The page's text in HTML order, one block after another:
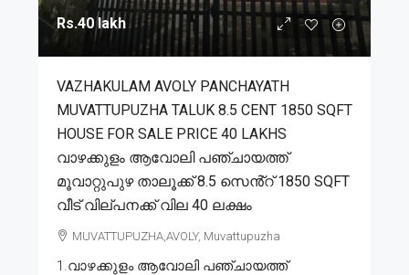
Rs.40 lakh
VAZHAKULAM AVOLY PANCHAYATH
MUVATTUPUZHA TALUK 8.5 CENT 1850 SQFT
HOUSE FOR SALE PRICE 40 LAKHS
വാഴക്കുളം ആവോലി പഞ്ചായത്ത്
മൂവാറ്റുപുഴ താലൂക്ക് 8.5 സെൻ്റ് 1850 SQFT
വീട് വില്പനക്ക് വില 40 ലക്ഷം
MUVATTUPUZHA,AVOLY, Muvattupuzha
1.വാഴക്കുളം ആവോലി പഞ്ചായത്ത്